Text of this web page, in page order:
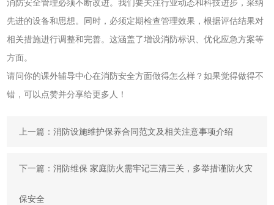
消防安全管理必须不断改进。我们要关注行业动态和科技进步，采纳
先进的设备和思想。同时，必须定期检查管理效果，根据评估结果对
相关措施进行调整和完善。这涵盖了增设消防标识、优化应急方案等
方面。
请问你的课外辅导中心在消防安全方面做得怎么样？如果觉得做得不
错，可以点赞并分享给更多人！
上一篇：消防设施维护保养合同范文及相关注意事项介绍
下一篇：消防维保 家庭防火需牢记三清三关，多举措谨防火灾
保安全